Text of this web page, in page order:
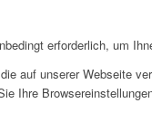
erforderlich, um
auf unserer Webseite
Ihre